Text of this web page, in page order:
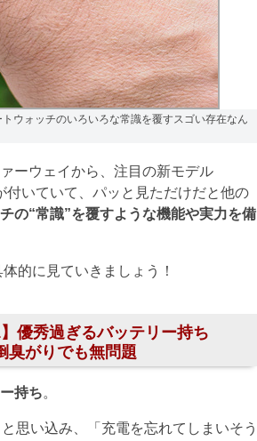
ウォッチのいろいろな常識を覆すスゴい存在なん
ーウェイから、注目の新モデル
いていて、パッと見ただけだと他の
の“常識”を覆すような機能や実力を備
的に見ていきましょう！
優秀過ぎるバッテリー持ち
臭がりでも無問題
持ち。
思い込み、「充電を忘れてしまいそう